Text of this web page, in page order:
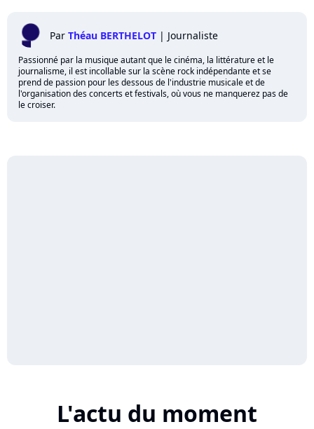
Par Théau BERTHELOT | Journaliste
Passionné par la musique autant que le cinéma, la littérature et le
journalisme, il est incollable sur la scène rock indépendante et se
prend de passion pour les dessous de l'industrie musicale et de
l'organisation des concerts et festivals, où vous ne manquerez pas de
le croiser.
L'actu du moment